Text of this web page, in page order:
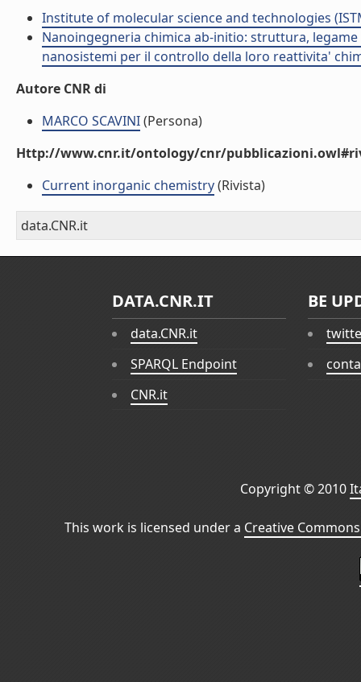
Institute of molecular science and technologies
Nanoingegneria chimica ab-initio: struttura,
nanosistemi per il controllo della loro reattivita'
Autore CNR di
MARCO SCAVINI(Persona)
Http://www.cnr.it/ontology/cnr/
Current inorganic chemistry(Rivista)
data.CNR.it
DATA.CNR.IT
data.CNR.it
SPARQL Endpoint
CNR.it
BE
Copyright © 2010
This work is licensed under a Creative